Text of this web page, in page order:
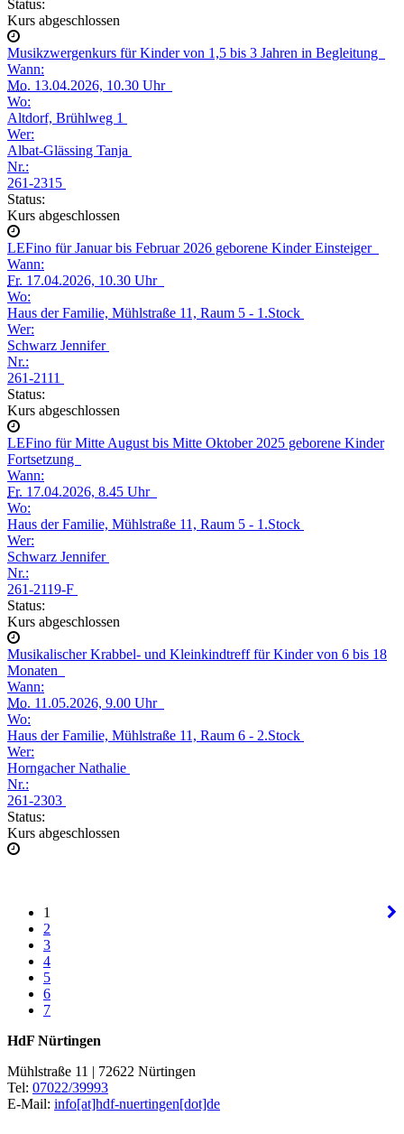
Status:
Kurs abgeschlossen
Musikzwergenkurs für Kinder von 1,5 bis 3 Jahren in Begleitung
Wann:
Mo. 13.04.2026, 10.30 Uhr
Wo:
Altdorf, Brühlweg 1
Wer:
Albat-Glässing Tanja
Nr.:
261-2315
Status:
Kurs abgeschlossen
LEFino für Januar bis Februar 2026 geborene Kinder Einsteiger
Wann:
Fr. 17.04.2026, 10.30 Uhr
Wo:
Haus der Familie, Mühlstraße 11, Raum 5 - 1.Stock
Wer:
Schwarz Jennifer
Nr.:
261-2111
Status:
Kurs abgeschlossen
LEFino für Mitte August bis Mitte Oktober 2025 geborene Kinder
Fortsetzung
Wann:
Fr. 17.04.2026, 8.45 Uhr
Wo:
Haus der Familie, Mühlstraße 11, Raum 5 - 1.Stock
Wer:
Schwarz Jennifer
Nr.:
261-2119-F
Status:
Kurs abgeschlossen
Musikalischer Krabbel- und Kleinkindtreff für Kinder von 6 bis 18
Monaten
Wann:
Mo. 11.05.2026, 9.00 Uhr
Wo:
Haus der Familie, Mühlstraße 11, Raum 6 - 2.Stock
Wer:
Horngacher Nathalie
Nr.:
261-2303
Status:
Kurs abgeschlossen
1
2
3
4
5
6
7
HdF Nürtingen
Mühlstraße 11 | 72622 Nürtingen
Tel: 07022/39993
E-Mail: info[at]hdf-nuertingen[dot]de